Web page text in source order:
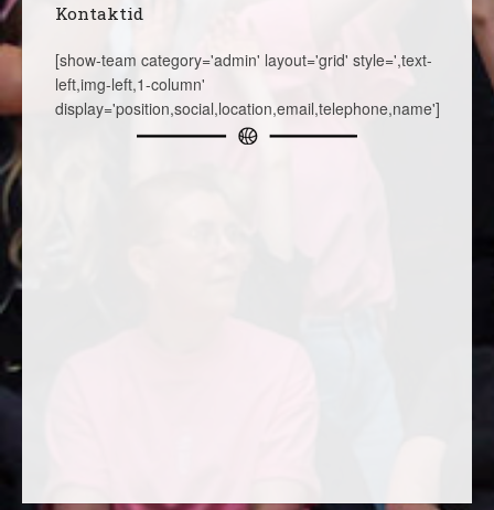
Kontaktid
[show-team category='admin' layout='grid' style=',text-
left,img-left,1-column'
display='position,social,location,email,telephone,name']